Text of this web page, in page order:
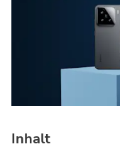
Inhalt